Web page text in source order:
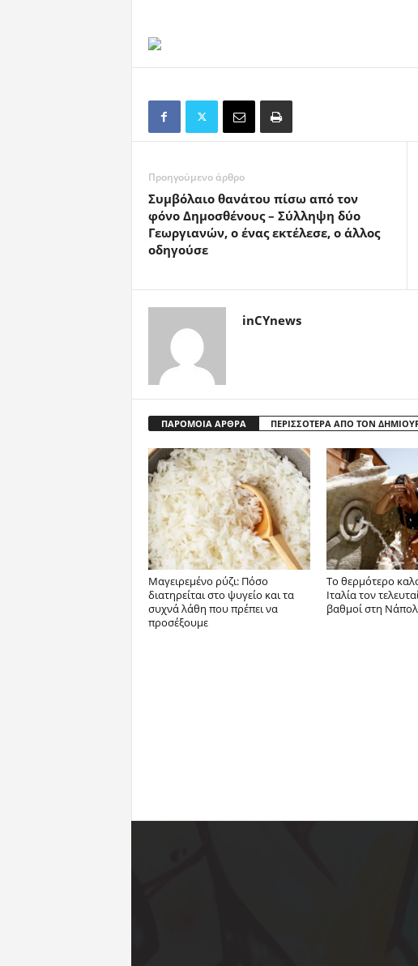
Προηγούμενο άρθρο
Συμβόλαιο θανάτου πίσω από τον
φόνο Δημοσθένους – Σύλληψη δύο
Γεωργιανών, ο ένας εκτέλεσε, ο άλλος
οδηγούσε
inCYnews
ΠΑΡΟΜΟΙΑ ΑΡΘΡΑ ΠΕΡΙΣΣΟΤΕΡΑ ΑΠΟ ΤΟΝ
Μαγειρεμένο ρύζι: Πόσο
διατηρείται στο ψυγείο και τα
συχνά λάθη που πρέπει να
προσέξουμε
Το θερμότερο
Ιταλία τον
βαθμοί στη